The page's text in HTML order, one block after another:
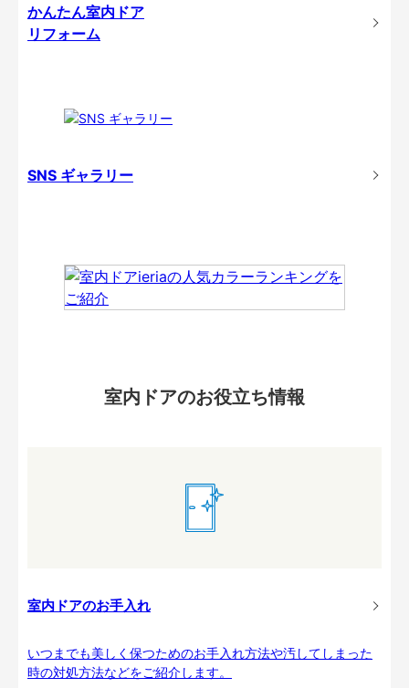
かんたん室内ドア
リフォーム
SNS ギャラリー
室内ドアのお役立ち情報
室内ドアのお手入れ
いつまでも美しく保つためのお手入れ方法や汚してしまった
時の対処方法などをご紹介します。